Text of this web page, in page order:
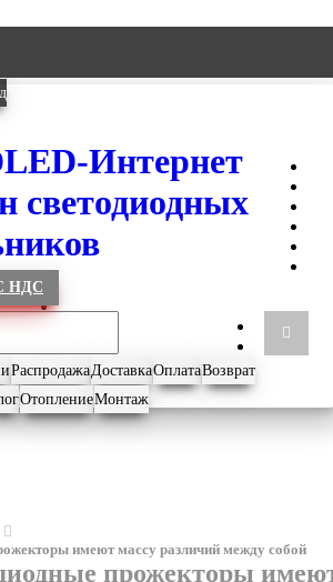
НДС
РаспродажаДоставкаОплатаВозврат
ОтоплениеМонтаж
имеют массу различий между собой
прожекторы